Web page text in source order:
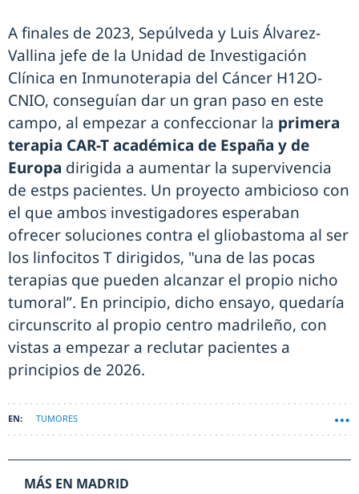
A finales de 2023, Sepúlveda y Luis Álvarez-
Vallina jefe de la Unidad de Investigación
Clínica en Inmunoterapia del Cáncer H12O-
CNIO, conseguían dar un gran paso en este
campo, al empezar a confeccionar la primera
terapia CAR-T académica de España y de
Europa dirigida a aumentar la supervivencia
de estps pacientes. Un proyecto ambicioso con
el que ambos investigadores esperaban
ofrecer soluciones contra el gliobastoma al ser
los linfocitos T dirigidos, "una de las pocas
terapias que pueden alcanzar el propio nicho
tumoral”. En principio, dicho ensayo, quedaría
circunscrito al propio centro madrileño, con
vistas a empezar a reclutar pacientes a
principios de 2026.
TUMORES
MÁS EN MADRID